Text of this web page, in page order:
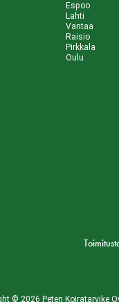
Espoo
Lahti
Vantaa
Raisio
Pirkkala
Oulu
© 2026 Peten Koiratarvike